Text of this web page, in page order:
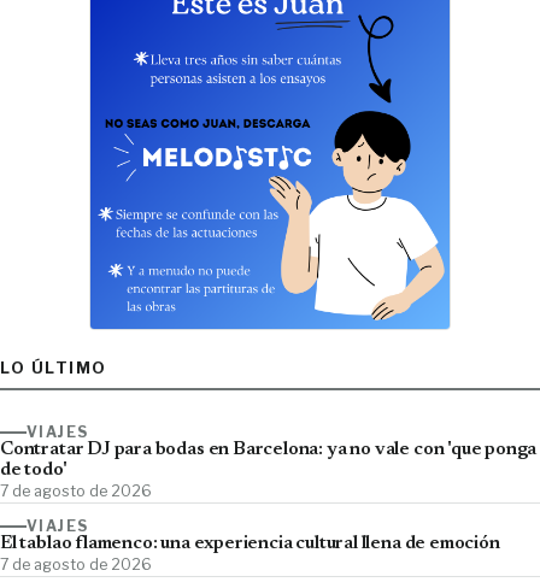
LO ÚLTIMO
VIAJES
Contratar DJ para bodas en Barcelona: ya no vale con 'que ponga
de todo'
7 de agosto de 2026
VIAJES
El tablao flamenco: una experiencia cultural llena de emoción
7 de agosto de 2026